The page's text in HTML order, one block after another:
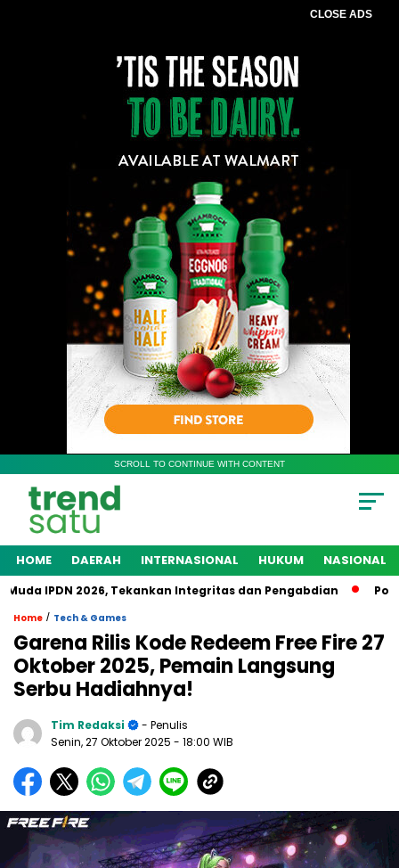
CLOSE ADS
SCROLL TO CONTINUE WITH CONTENT
HOME DAERAH INTERNASIONAL HUKUM NASIONAL
IPDN 2026, Tekankan Integritas dan Pengabdian Polres
Home / Tech & Games
Garena Rilis Kode Redeem Free Fire 27
Oktober 2025, Pemain Langsung
Serbu Hadiahnya!
Tim Redaksi
- Penulis
Senin, 27 Oktober 2025 - 18:00 WIB